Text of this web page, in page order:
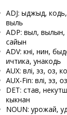
ADJ: ыджыд,
выль
ADP: вылӧ, вылын,
сайын
ADV: кӧні, нин,
ичӧтика, унакодь
AUX: вӧлі, эз, оз,
AUX-Fin: вӧлі, эз,
DET: став,
кыкнан
NOUN: урожай,